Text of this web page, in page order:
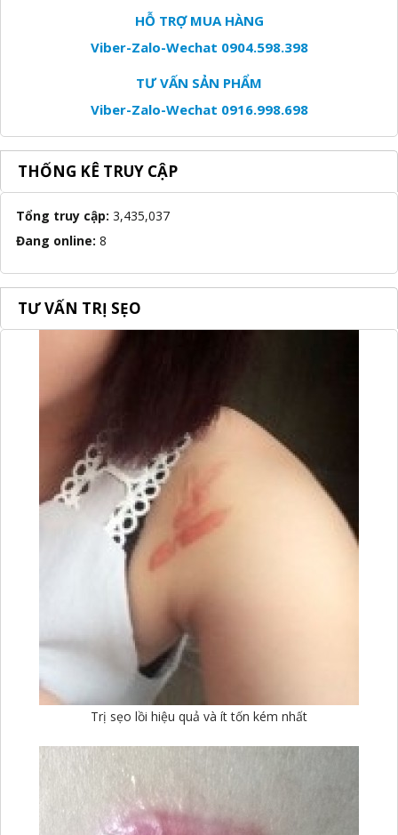
HỖ TRỢ MUA HÀNG
Viber-Zalo-Wechat 0904.598.398
TƯ VẤN SẢN PHẨM
Viber-Zalo-Wechat 0916.998.698
THỐNG KÊ TRUY CẬP
Tổng truy cập: 3,435,037
Đang online: 8
TƯ VẤN TRỊ SẸO
Trị sẹo lồi hiệu quả và ít tốn kém nhất